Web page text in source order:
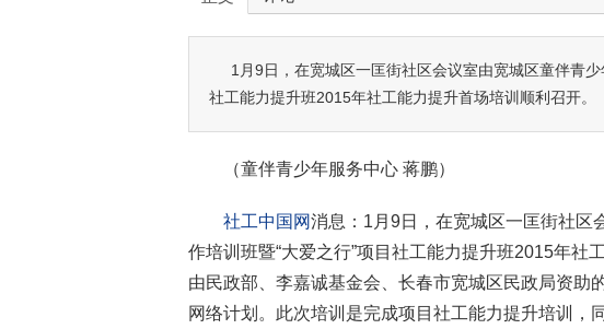
1月9日，在宽城区一匡街社区会议室由宽城区童伴青
社工能力提升班2015年社工能力提升首场培训顺利召开。
（童伴青少年服务中心 蒋鹏）
社工中国网消息：1月9日，在宽城区一匡街社区
作培训班暨“大爱之行”项目社工能力提升班2015年社
由民政部、李嘉诚基金会、长春市宽城区民政局资
网络计划。此次培训是完成项目社工能力提升培训，